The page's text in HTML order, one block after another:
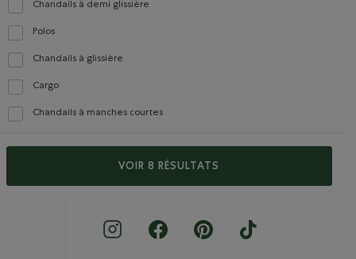
Chandails à demi glissière
Classer selon Modèle : Chandails à demi glissière(Quarter Zip)
Polos
Classer selon Modèle : Polos(Polo)
Chandails à glissière
Classer selon Modèle : Chandails à glissière(Full Zip)
Cargo
Classer selon Modèle : Cargo(Cargo)
Chandails à manches courtes
Classer selon Modèle : Chandails à manches courtes(Short Sleeve)
VOIR 8 RÉSULTATS
Débouchés internationaux
interentreprises